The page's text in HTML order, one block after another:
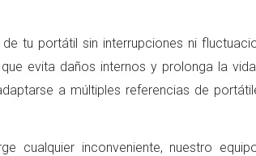
tu portátil sin interrupciones ni
evita daños internos y prolonga la
a múltiples referencias de
cualquier inconveniente, nuestro